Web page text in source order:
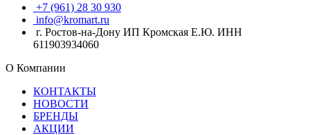
+7 (961) 28 30 930
info@kromart.ru
г. Ростов-на-Дону ИП Кромская Е.Ю. ИНН
611903934060
О Компании
КОНТАКТЫ
НОВОСТИ
БРЕНДЫ
АКЦИИ